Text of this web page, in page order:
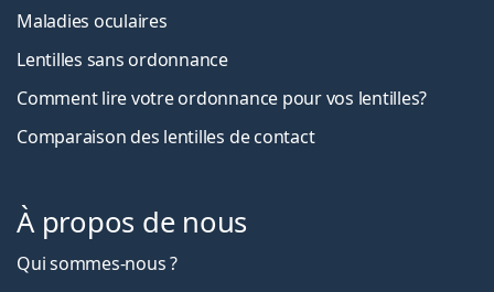
Maladies oculaires
Lentilles sans ordonnance
Comment lire votre ordonnance pour vos lentilles?
Comparaison des lentilles de contact
À propos de nous
Qui sommes-nous ?